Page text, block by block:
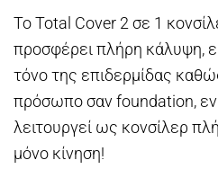
Το Total Cover 2 σε 1
προσφέρει πλήρη κάλυψη,
τόνο της επιδερμίδας
πρόσωπο σαν foundation,
λειτουργεί ως κονσίλερ
μόνο κίνηση!